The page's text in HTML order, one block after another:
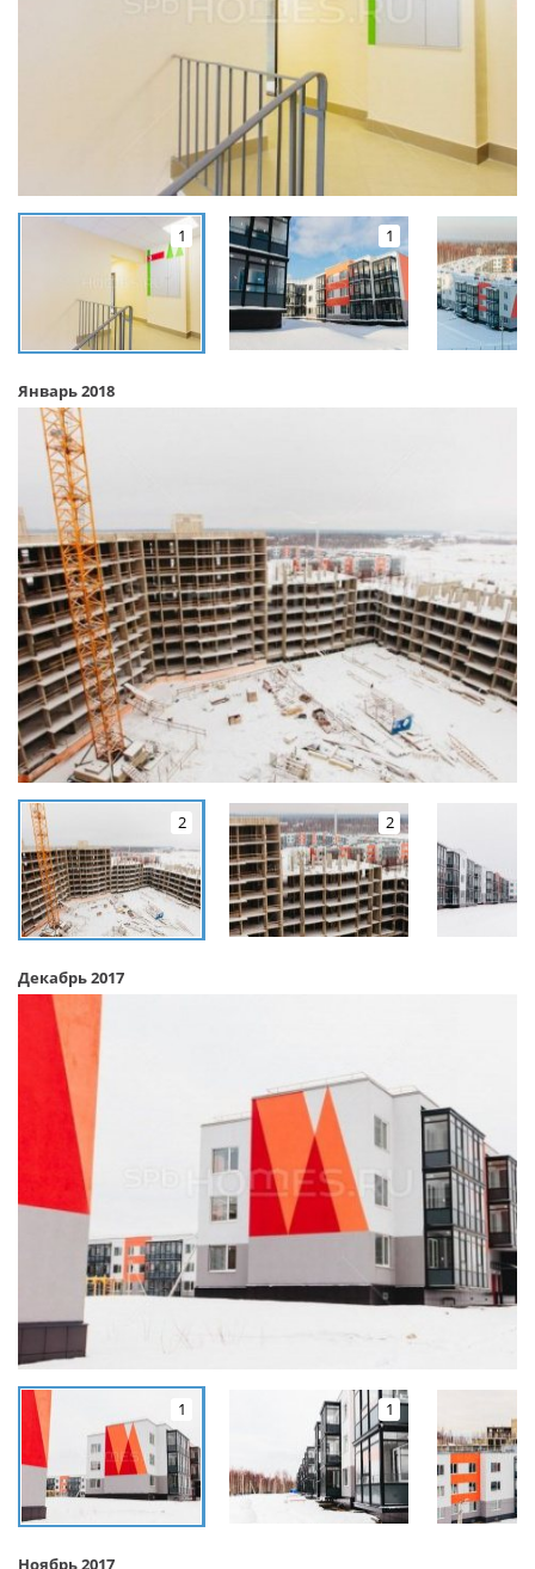
1 1
Январь 2018
2 2
Декабрь 2017
1 1
Ноябрь 2017